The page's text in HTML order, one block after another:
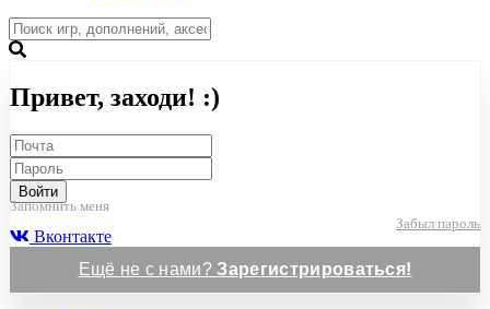
Привет, заходи! :)
Войти
Запомнить меня
Забыл пароль
Вконтакте
Ещё не с нами?Зарегистрироваться!